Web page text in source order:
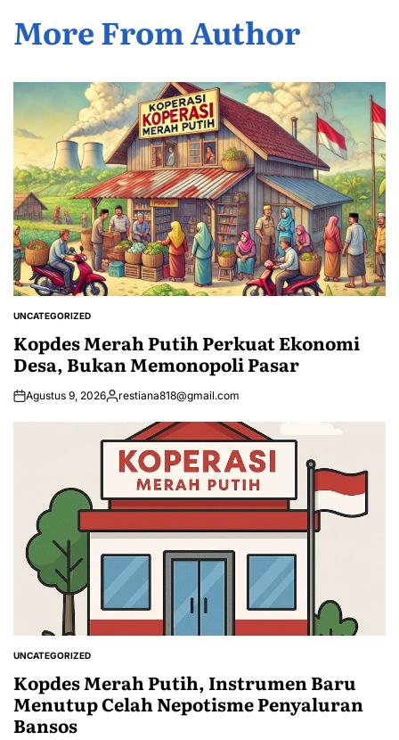
More From Author
POSTED
UNCATEGORIZED
Kopdes Merah Putih Perkuat Ekonomi
Desa, Bukan Memonopoli Pasar
Agustus 9, 2026Posted
restiana818@gmail.com
POSTED
UNCATEGORIZED
Kopdes Merah Putih, Instrumen Baru
Menutup Celah Nepotisme Penyaluran
Bansos